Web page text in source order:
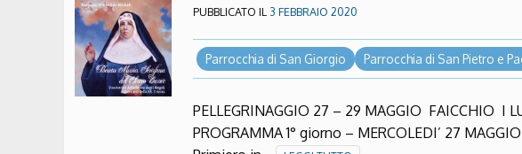
PUBBLICATO IL 3 FEBBRAIO 2020
Parrocchia di San Giorgio Parrocchia di San Pietro e
PELLEGRINAGGIO 27 – 29 MAGGIO FAICCHIO I
PROGRAMMA 1° giorno – MERCOLEDI’ 27